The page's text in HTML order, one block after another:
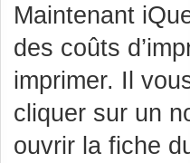
Maintenant
des coûts
imprimer. Il
cliquer sur un
ouvrir la fiche